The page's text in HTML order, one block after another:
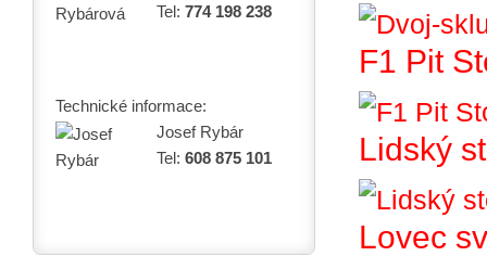
F1 Pit
Lidský
Lovec
Tel: 774 198 238
Technické informace:
Josef Rybár
Tel: 608 875 101